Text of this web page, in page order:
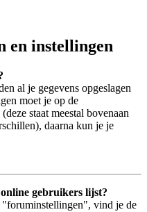
en instellingen
al je gegevens opgeslagen
moet je op de
staat meestal bovenaan
daarna kun je je
gebruikers lijst?
"foruminstellingen", vind je de